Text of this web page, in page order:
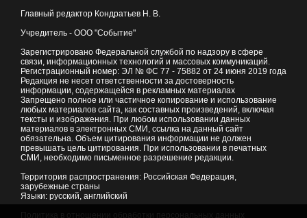
Главный редактор Кондратьев Н. В.
Учредитель - ООО "Событие"
Зарегистрировано Федеральной службой по надзору в сфере
связи, информационных технологий и массовых коммуникаций.
Регистрационный номер: ЭЛ № ФС 77 - 75882 от 24 июня 2019 года
Редакция не несет ответственности за достоверность
информации, содержащейся в рекламных материалах
Запрещено полное или частичное копирование и использование
любых материалов сайта, как составных произведений, включая
тексты и изображения. При любом использовании данных
материалов в электронных СМИ, ссылка на данный сайт
обязательна. Объем цитирования информации не должен
превышать цель цитирования. При использовании в печатных
СМИ, необходимо письменное разрешение редакции.
Территория распространения: Российская Федерация,
зарубежные страны
Языки: русский, английский